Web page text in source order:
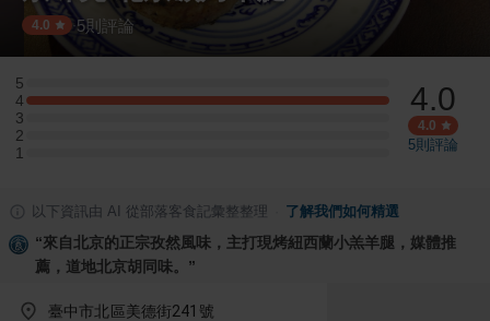
4.0 ·5則評論
5
5 星：0 則評論
4
4 星：1 則評論
3
3 星：0 則評論
2
2 星：0 則評論
1
1 星：0 則評論
4.0
4.0
5則評論
以下資訊由 AI 從部落客食記彙整整理 了解我們如何精選
“來自北京的正宗孜然風味，主打現烤紐西蘭小羔羊腿，媒體推
薦，道地北京胡同味。 ”
臺中市北區美德街241號